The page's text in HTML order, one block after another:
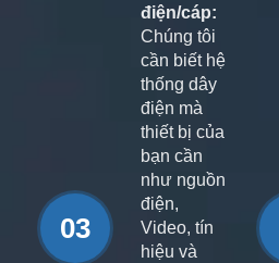
03
điện/cáp:
Chúng tôi
cần biết hệ
thống dây
điện mà
thiết bị của
bạn cần
như nguồn
điện,
Video, tín
hiệu và